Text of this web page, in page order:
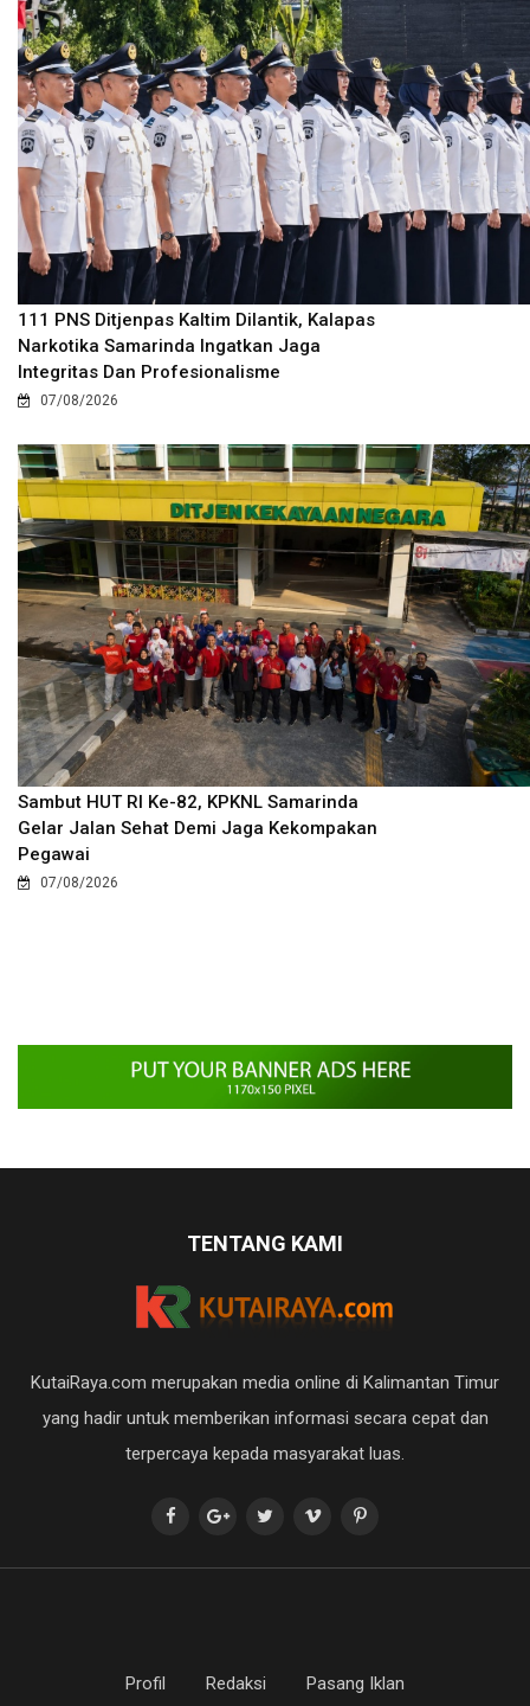
111 PNS Ditjenpas Kaltim Dilantik, Kalapas
Narkotika Samarinda Ingatkan Jaga
Integritas Dan Profesionalisme
07/08/2026
Sambut HUT RI Ke-82, KPKNL Samarinda
Gelar Jalan Sehat Demi Jaga Kekompakan
Pegawai
07/08/2026
TENTANG KAMI
KutaiRaya.com merupakan media online di Kalimantan Timur
yang hadir untuk memberikan informasi secara cepat dan
terpercaya kepada masyarakat luas.
Profil Redaksi Pasang Iklan